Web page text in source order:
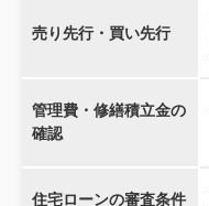
売り先行・買い先行
管理費・修繕積立金の
確認
住宅ローンの審査条件